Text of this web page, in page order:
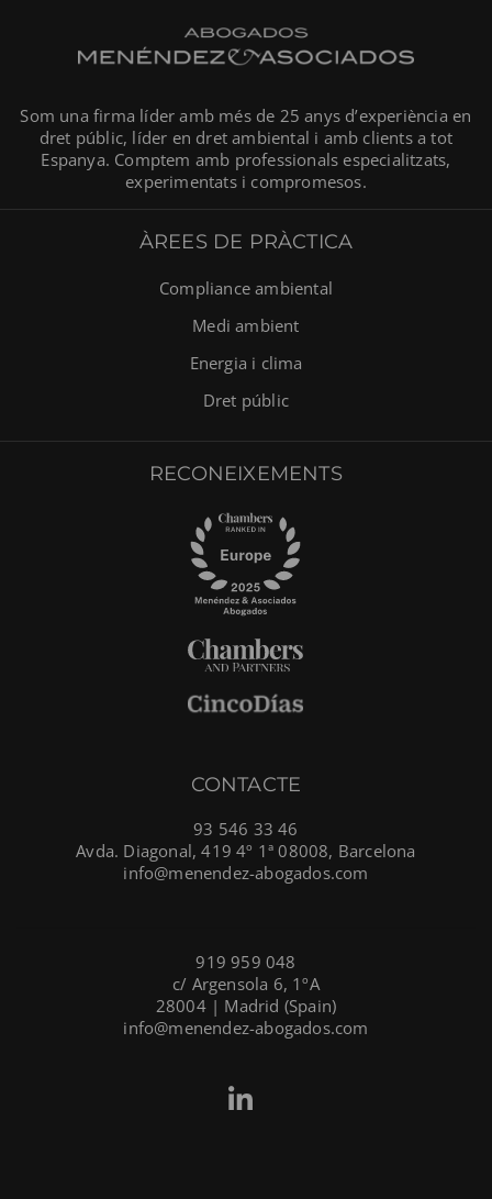
Som una firma líder amb més de 25 anys d’experiència en
dret públic, líder en dret ambiental i amb clients a tot
Espanya. Comptem amb professionals especialitzats,
experimentats i compromesos.
ÀREES DE PRÀCTICA
Compliance ambiental
Medi ambient
Energia i clima
Dret públic
RECONEIXEMENTS
CONTACTE
93 546 33 46
Avda. Diagonal, 419 4º 1ª 08008, Barcelona
info@menendez-abogados.com
919 959 048
c/ Argensola 6, 1ºA
28004 | Madrid (Spain)
info@menendez-abogados.com